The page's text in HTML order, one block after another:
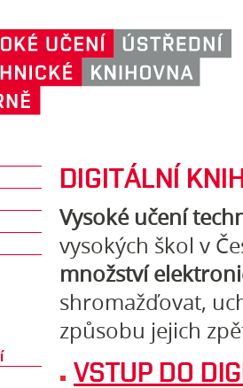
DIGITÁLNÍ
Vysoké učení
vysokých škol v
množství
shromažďovat,
způsobu jejich
VSTUP DO